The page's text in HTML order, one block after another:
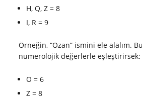
H, Q, Z = 8
I, R = 9
Örneğin, “Ozan” ismini ele alalım.
numerolojik değerlerle eşleştirirsek:
O = 6
Z = 8